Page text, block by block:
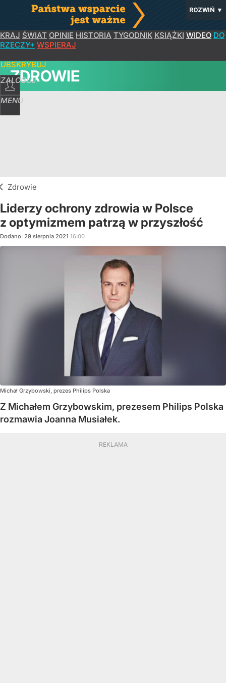
ROZWIŃ ▼
KRAJ ŚWIAT OPINIE HISTORIA TYGODNIK KSIĄŻKI WIDEO DO
RZECZY+ WSPIERAJ
ZALOGUJ
MENU
ZDROWIE
Zdrowie
Liderzy ochrony zdrowia w Polsce
z optymizmem patrzą w przyszłość
Dodano: 29 sierpnia 2021 16:00
Michał Grzybowski, prezes Philips Polska
Z Michałem Grzybowskim, prezesem Philips Polska
rozmawia Joanna Musiałek.